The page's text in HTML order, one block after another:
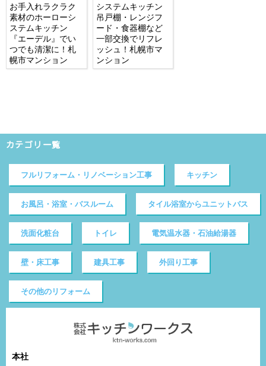
お手入れラクラク
素材のホーローシ
ステムキッチン
『エーデル』でい
つでも清潔に！札
幌市マンション
システムキッチン
吊戸棚・レンジフ
ード・食器棚など
一部交換でリフレ
ッシュ！札幌市マ
ンション
カテゴリ一覧
フルリフォーム・リノベーション工事 キッチン
お風呂・浴室・バスルーム タイル浴室からユニットバス
洗面化粧台 トイレ 電気温水器・石油給湯器
壁・床工事 建具工事 外回り工事
その他のリフォーム
本社